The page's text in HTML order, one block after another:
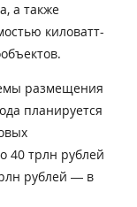
а также
киловатт-
размещения
планируется
40 трлн рублей
рублей — в